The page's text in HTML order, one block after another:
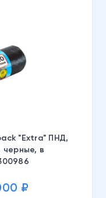
"Extra" ПНД,
черные, в
₽